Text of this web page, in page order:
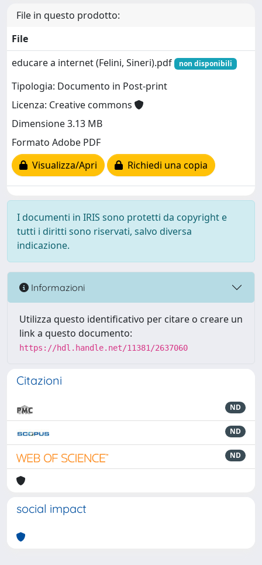
File in questo prodotto:
File
educare a internet (Felini, Sineri).pdf
non disponibili
Tipologia: Documento in Post-print
Licenza: Creative commons
Dimensione 3.13 MB
Formato Adobe PDF
Visualizza/Apri
Richiedi una copia
I documenti in IRIS sono protetti da copyright e
tutti i diritti sono riservati, salvo diversa
indicazione.
Informazioni
Utilizza questo identificativo per citare o creare un
link a questo documento:
https://hdl.handle.net/11381/2637060
Citazioni
ND
ND
ND
social impact